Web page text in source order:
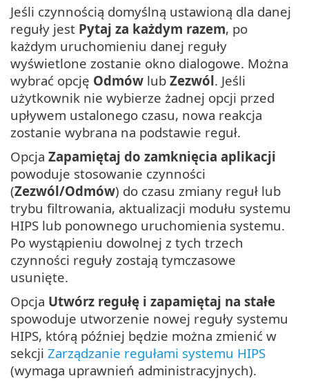
Jeśli czynnością domyślną ustawioną dla danej
reguły jest Pytaj za każdym razem, po
każdym uruchomieniu danej reguły
wyświetlone zostanie okno dialogowe. Można
wybrać opcję Odmów lub Zezwól. Jeśli
użytkownik nie wybierze żadnej opcji przed
upływem ustalonego czasu, nowa reakcja
zostanie wybrana na podstawie reguł.
Opcja Zapamiętaj do zamknięcia aplikacji
powoduje stosowanie czynności
(Zezwól/Odmów) do czasu zmiany reguł lub
trybu filtrowania, aktualizacji modułu systemu
HIPS lub ponownego uruchomienia systemu.
Po wystąpieniu dowolnej z tych trzech
czynności reguły zostają tymczasowe
usunięte.
Opcja Utwórz regułę i zapamiętaj na stałe
spowoduje utworzenie nowej reguły systemu
HIPS, którą później będzie można zmienić w
sekcji Zarządzanie regułami systemu HIPS
(wymaga uprawnień administracyjnych).